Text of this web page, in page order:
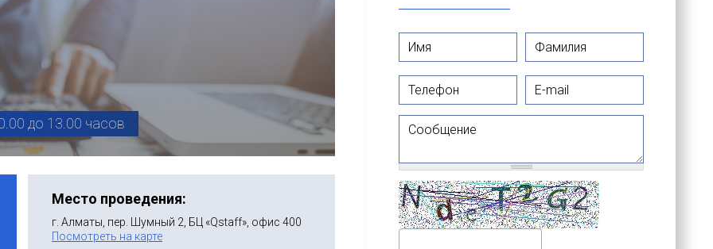
до 13.00 часов
Место проведения:
г. Алматы, пер. Шумный 2, БЦ «Qstaff», офис 400
Посмотреть на карте
Телефон
Сообщение